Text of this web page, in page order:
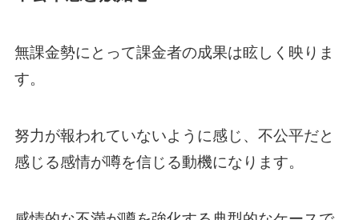
無課金勢にとって課金者の成果は眩しく映りま
す。
努力が報われていないように感じ、不公平だと
感じる感情が噂を信じる動機になります。